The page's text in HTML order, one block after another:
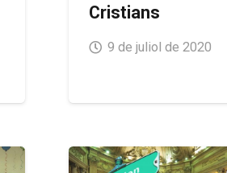
Cristians
9 de juliol de 2020